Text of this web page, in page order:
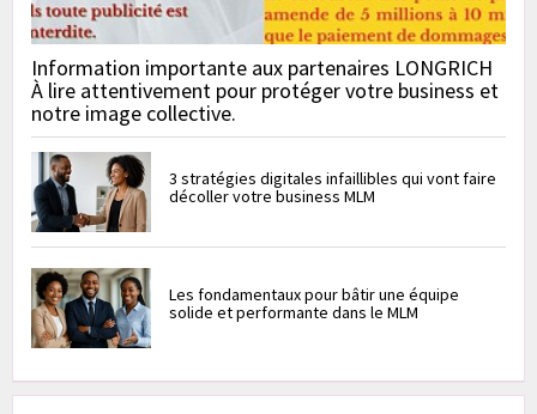
Information importante aux partenaires LONGRICH
À lire attentivement pour protéger votre business et
notre image collective.
3 stratégies digitales infaillibles qui vont faire
décoller votre business MLM
Les fondamentaux pour bâtir une équipe
solide et performante dans le MLM